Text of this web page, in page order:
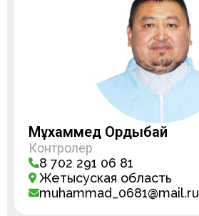
Мұхаммед Ордыбай
Контролёр
8 702 291 06 81
Жетысуская область
muhammad_0681@mail.ru